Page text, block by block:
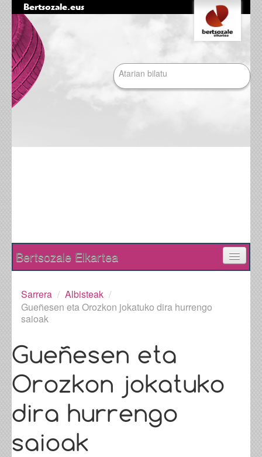
Bertsozale.eus
Edukira
salto
egin
|
Salto
egin
nabigazioara
pertsonalak
Bilatu atarian
Nabigazioa
Bertsozale Elkartea
Parte-hartzaileak
Informazioa
Sailkapena
Sarrerak
Sarrera / Albisteak /
Gueñesen eta Orozkon jokatuko dira hurrengo
saioak
Gueñesen eta
Orozkon jokatuko
dira hurrengo
saioak